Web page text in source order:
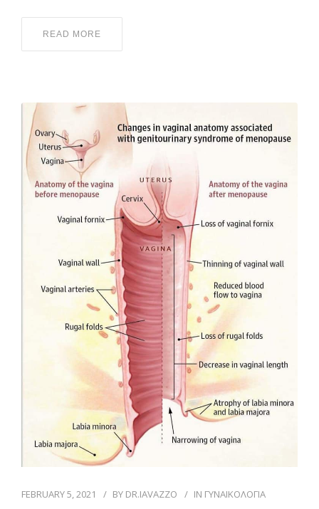
READ MORE
FEBRUARY 5, 2021 BY DR.IAVAZZO IN ΓΥΝΑΙΚΟΛΟΓΙΑ